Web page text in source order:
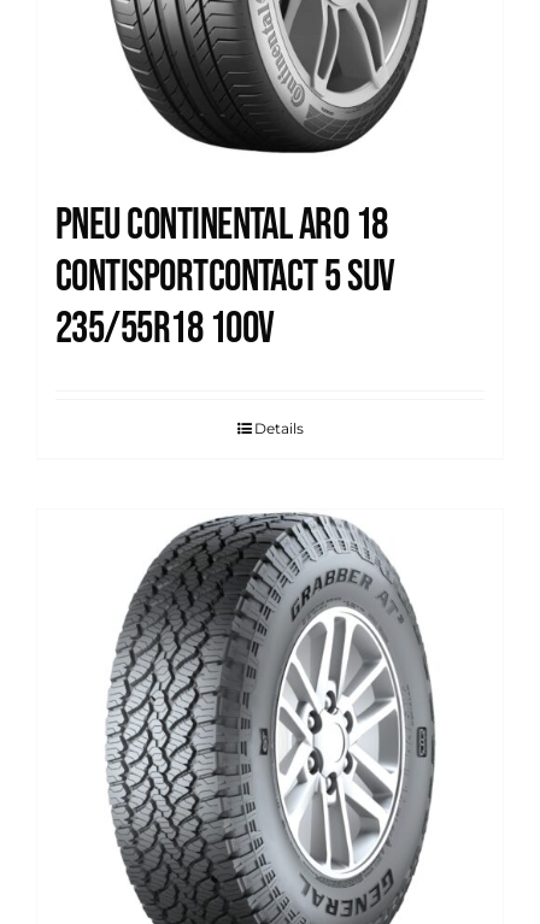
Pneu Continental Aro 18
Contisportcontact 5 SUV
235/55R18 100V
Details